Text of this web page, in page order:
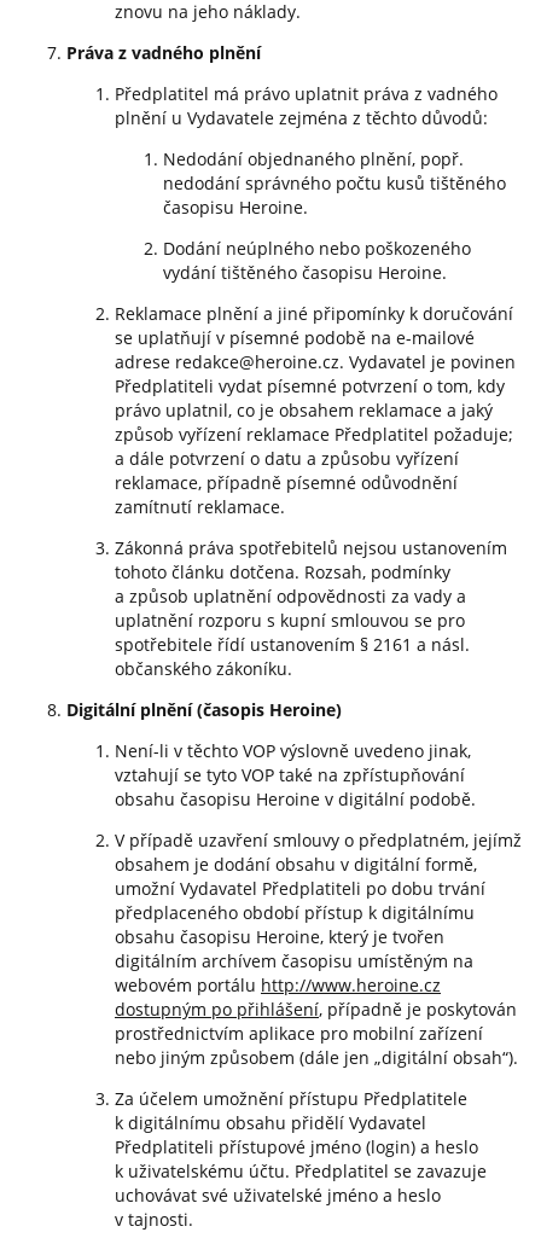
znovu na jeho náklady.
Práva z vadného plnění
Předplatitel má právo uplatnit práva z vadného
plnění u Vydavatele zejména z těchto důvodů:
Nedodání objednaného plnění, popř.
nedodání správného počtu kusů tištěného
časopisu Heroine.
Dodání neúplného nebo poškozeného
vydání tištěného časopisu Heroine.
Reklamace plnění a jiné připomínky k doručování
se uplatňují v písemné podobě na e-mailové
adrese redakce@heroine.cz. Vydavatel je povinen
Předplatiteli vydat písemné potvrzení o tom, kdy
právo uplatnil, co je obsahem reklamace a jaký
způsob vyřízení reklamace Předplatitel požaduje;
a dále potvrzení o datu a způsobu vyřízení
reklamace, případně písemné odůvodnění
zamítnutí reklamace.
Zákonná práva spotřebitelů nejsou ustanovením
tohoto článku dotčena. Rozsah, podmínky
a způsob uplatnění odpovědnosti za vady a
uplatnění rozporu s kupní smlouvou se pro
spotřebitele řídí ustanovením § 2161 a násl.
občanského zákoníku.
Digitální plnění (časopis Heroine)
Není-li v těchto VOP výslovně uvedeno jinak,
vztahují se tyto VOP také na zpřístupňování
obsahu časopisu Heroine v digitální podobě.
V případě uzavření smlouvy o předplatném, jejímž
obsahem je dodání obsahu v digitální formě,
umožní Vydavatel Předplatiteli po dobu trvání
předplaceného období přístup k digitálnímu
obsahu časopisu Heroine, který je tvořen
digitálním archívem časopisu umístěným na
webovém portálu http://www.heroine.cz
dostupným po přihlášení, případně je poskytován
prostřednictvím aplikace pro mobilní zařízení
nebo jiným způsobem (dále jen „digitální obsah“).
Za účelem umožnění přístupu Předplatitele
k digitálnímu obsahu přidělí Vydavatel
Předplatiteli přístupové jméno (login) a heslo
k uživatelskému účtu. Předplatitel se zavazuje
uchovávat své uživatelské jméno a heslo
v tajnosti.